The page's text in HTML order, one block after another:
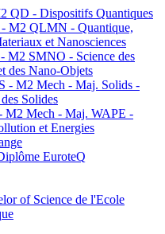
QD - Dispositifs Quantiques
M2 QLMN - Quantique,
et Nanosciences
M2 SMNO - Science des
des Nano-Objets
- M2 Mech - Maj. Solids -
Solides
M2 Mech - Maj. WAPE -
et Energies
EuroteQ
of Science de l'Ecole